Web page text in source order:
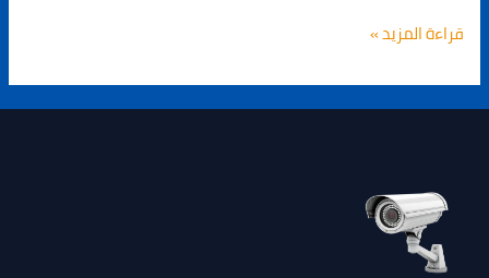
قراءة المزيد »